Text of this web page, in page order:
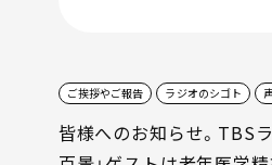
ご挨拶やご報告 ラジオのシゴト
皆様へのお知らせ。TBS